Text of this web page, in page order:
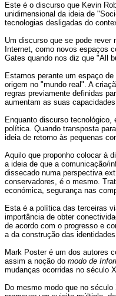
Este é o discurso que Kevin
unidimensional da ideia de
tecnologias desligadas do
Um discurso que se pode
Internet, como novos espaços
Gates quando nos diz que "All
Estamos perante um espaço de
origem no "mundo real". A
regras previamente definidas
aumentam as suas
Enquanto discurso
política. Quando transposta
ideia de retorno às pequenas
Aquilo que proponho colocar à
a ideia de que a comunicação/
dissecado numa perspectiva
conservadores, é o mesmo.
económica, segurança nas
Esta é a política das terceiras
importância de obter
de acordo com o progresso e
a da construção das
Mark Poster é um dos autores
assim a noção do modo de
mudanças ocorridas no século
Do mesmo modo que no